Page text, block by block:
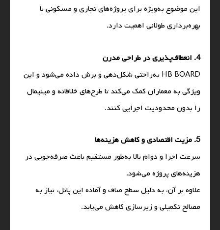
این موضوع به‌ویژه برای پروژه‌های تجاری و مسکونی با
بهره‌برداری طولانی اهمیت دارد.
4. انعطاف‌پذیری در طراحی مدرن
HB BOARD به‌راحتی شکل‌دهی و برش داده می‌شود و این
ویژگی به معماران کمک می‌کند تا طرح‌های خلاقانه و مینیمال
را بدون محدودیت اجرایی کنند.
5. مزیت اقتصادی و کاهش هزینه‌ها
سرعت اجرا و دوام بالا به‌طور مستقیم باعث صرفه‌جویی در
هزینه‌های پروژه می‌شود.
علاوه بر آن، به دلیل سطح صاف و آماده این پانل، نیاز به
مصالح تکمیلی و زیرسازی کاهش می‌یابد.